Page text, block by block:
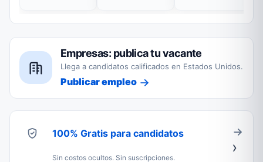
Empresas: publica tu vacante
Llega a candidatos calificados en Estados Unidos.
Publicar empleo
100% Gratis para candidatos
Sin costos ocultos. Sin suscripciones.